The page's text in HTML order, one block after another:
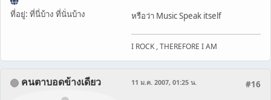
ที่อยู่: ที่นี่บ้าง ที่นั่นบ้าง
หรือว่า Music Speak itself
I ROCK , THEREFORE I AM
คนตาบอดข้างเดียว #16
11 ม.ค. 2007, 01:25 น.